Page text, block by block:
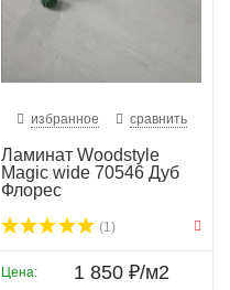
избранное сравнить
Ламинат Woodstyle
Magic wide 70546 Дуб
Флорес
(1)
Цена: 1 850 ₽/м2